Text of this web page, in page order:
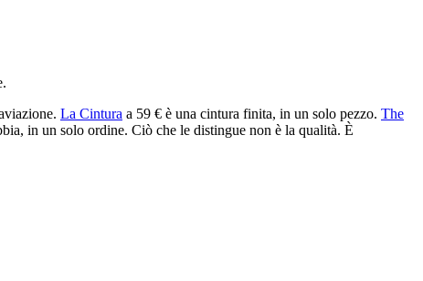
La Cintura a 59 € è una cintura finita, in un solo pezzo. The
in un solo ordine. Ciò che le distingue non è la qualità. È